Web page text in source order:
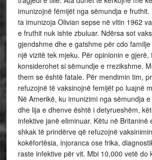
imunizojnë fëmijët nga sëmundja e fruthit.
ta imunizoja Olivian sepse në vitin 1962
e fruthit nuk ishte zbuluar. Ndërsa sot
gjendshme dhe e gatshme për cdo
një vizitë tek mjeku. Për opinionin e gjerë,
konsiderohet si sëmundje e rrezikshme.
them se është fatale. Për mendimin tim,
refuzojnë të vaksinojnë femijët po luajnë
Në Amerikë, ku imunizimi nga sëmundja
dhe lija e dhenve është i detyrueshëm,
infektive janë eliminuar. Këtu në Britaninë
shkak të prindërve që refuzojnë
kokëfortësia, injoranca ose frika,
raste infektive për vit. Mbi 10,000 vetë do